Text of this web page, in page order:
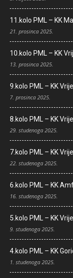
11.kolo PML – KK
21. prosinca 2025.
10.kolo PML – KK
13. prosinca 2025.
9.kolo PML – KK
7. prosinca 2025.
8.kolo PML – KK
29. studenoga 2025.
7.kolo PML – KK
22. studenoga 2025.
6.kolo PML – KK
16. studenoga 2025.
5.kolo PML – KK
9. studenoga 2025.
4.kolo PML – KK
1. studenoga 2025.